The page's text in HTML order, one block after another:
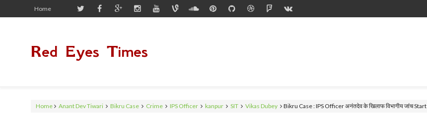
Home
Red Eyes Times
Home Anant Dev Tiwari Bikru Case Crime IPS Officer kanpur SIT Vikas Dubey Bikru Case : IPS Officer अनंतदेव के खिलाफ विभागीय जांच Start